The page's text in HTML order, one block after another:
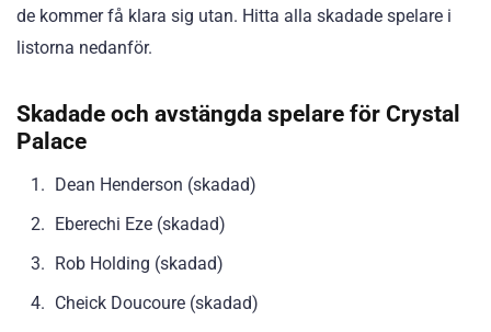
de kommer få klara sig utan. Hitta alla skadade spelare i
listorna nedanför.
Skadade och avstängda spelare för Crystal
Palace
Dean Henderson (skadad)
Eberechi Eze (skadad)
Rob Holding (skadad)
Cheick Doucoure (skadad)